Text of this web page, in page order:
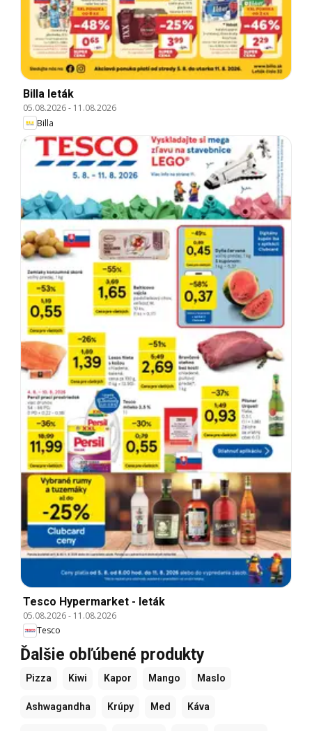
Billa leták
05.08.2026- 11.08.2026
Billa
Tesco Hypermarket - leták
05.08.2026- 11.08.2026
Tesco
Ďalšie obľúbené produkty
Pizza Kiwi Kapor Mango Maslo
Ashwagandha Krúpy Med Káva